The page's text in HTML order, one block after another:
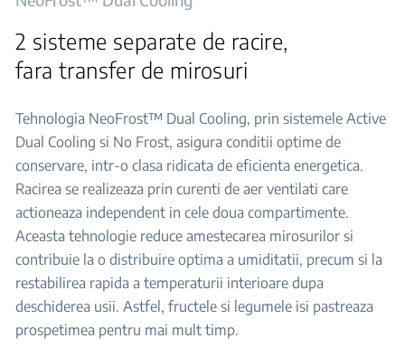
2 sisteme separate de racire,
fara transfer de mirosuri
Tehnologia NeoFrost™ Dual Cooling, prin sistemele Active
Dual Cooling si No Frost, asigura conditii optime de
conservare, intr-o clasa ridicata de eficienta energetica.
Racirea se realizeaza prin curenti de aer ventilati care
actioneaza independent in cele doua compartimente.
Aceasta tehnologie reduce amestecarea mirosurilor si
contribuie la o distribuire optima a umiditatii, precum si la
restabilirea rapida a temperaturii interioare dupa
deschiderea usii. Astfel, fructele si legumele isi pastreaza
prospetimea pentru mai mult timp.